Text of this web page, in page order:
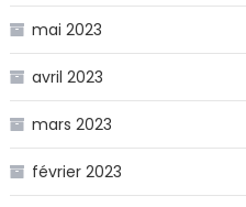
mai 2023
avril 2023
mars 2023
février 2023